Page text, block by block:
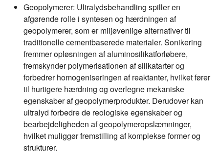
Geopolymerer: Ultralydsbehandling spiller en
afgørende rolle i syntesen og hærdningen af
geopolymerer, som er miljøvenlige alternativer til
traditionelle cementbaserede materialer. Sonikering
fremmer opløsningen af aluminosilikatforløbere,
fremskynder polymerisationen af silikatarter og
forbedrer homogeniseringen af reaktanter, hvilket fører
til hurtigere hærdning og overlegne mekaniske
egenskaber af geopolymerprodukter. Derudover kan
ultralyd forbedre de reologiske egenskaber og
bearbejdeligheden af geopolymeropslæmninger,
hvilket muliggør fremstilling af komplekse former og
strukturer.